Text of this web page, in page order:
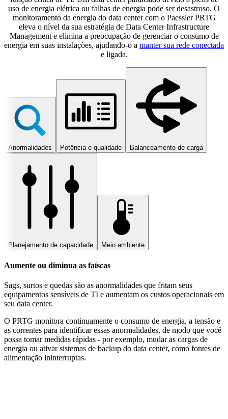
uso de energia elétrica ou falhas de energia pode ser desastroso. O
monitoramento da energia do data center com o Paessler PRTG
eleva o nível da sua estratégia de Data Center Infrastructure
Management e elimina a preocupação de gerenciar o consumo de
energia em suas instalações, ajudando-o a manter sua rede conectada
e ligada.
Anormalidades Potência e qualidade Balanceamento de carga
Planejamento de capacidade Meio ambiente
Aumente ou diminua as faíscas
Sags, surtos e quedas são as anormalidades que fritam seus
equipamentos sensíveis de TI e aumentam os custos operacionais em
seu data center.
O PRTG monitora continuamente o consumo de energia, a tensão e
as correntes para identificar essas anormalidades, de modo que você
possa tomar medidas rápidas - por exemplo, mudar as cargas de
energia ou ativar sistemas de backup do data center, como fontes de
alimentação ininterruptas.